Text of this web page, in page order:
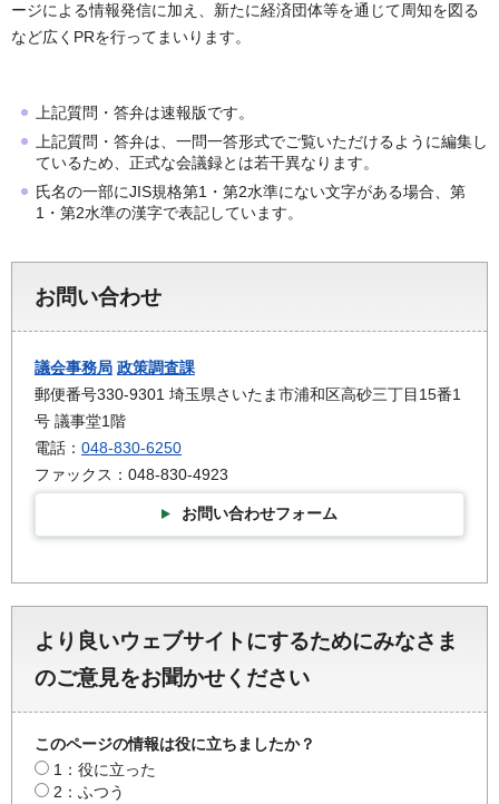
ージによる情報発信に加え、新たに経済団体等を通じて周知を図る
など広くPRを行ってまいります。
上記質問・答弁は速報版です。
上記質問・答弁は、一問一答形式でご覧いただけるように編集し
ているため、正式な会議録とは若干異なります。
氏名の一部にJIS規格第1・第2水準にない文字がある場合、第
1・第2水準の漢字で表記しています。
お問い合わせ
議会事務局 政策調査課
郵便番号330-9301 埼玉県さいたま市浦和区高砂三丁目15番1
号 議事堂1階
電話： 048-830-6250
ファックス：048-830-4923
お問い合わせフォーム
より良いウェブサイトにするためにみなさま
のご意見をお聞かせください
このページの情報は役に立ちましたか？
1：役に立った
2：ふつう